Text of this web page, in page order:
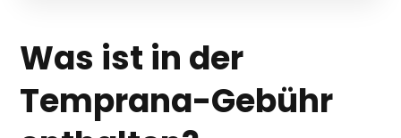
Was ist in der
Temprana-Gebühr